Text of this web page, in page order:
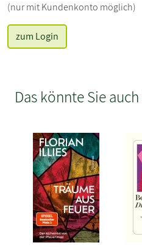
(nur mit Kundenkonto möglich)
zum Login
Das könnte Sie